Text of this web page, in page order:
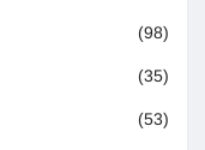
(98)
(35)
(53)